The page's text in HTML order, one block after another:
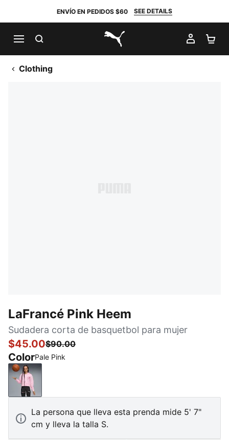
ENVÍO EN PEDIDOS $60 SEE DETAILS
PUMA.com
MI
Clothing
LaFrancé Pink Heem
Sudadera corta de basquetbol para mujer
$45.00$90.00
ColorPale Pink
Pale Pink
La persona que lleva esta prenda mide 5' 7"
cm y lleva la talla S.